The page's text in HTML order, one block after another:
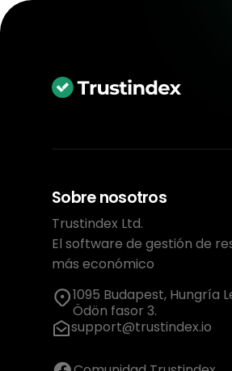
Sobre nosotros
Trustindex Ltd.
El software de gestión de
más económico
1095 Budapest, Hungría
Ödön fasor 3.
support@trustindex.io